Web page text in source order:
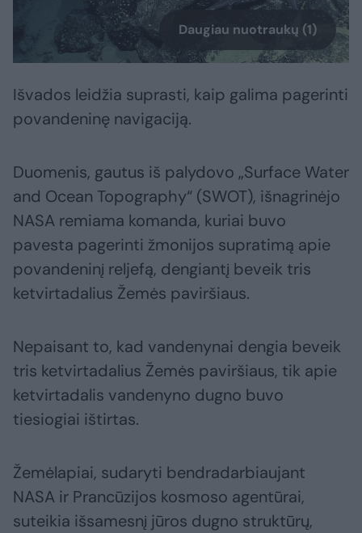
Daugiau nuotraukų (1)
Išvados leidžia suprasti, kaip galima pagerinti
povandeninę navigaciją.
Duomenis, gautus iš palydovo „Surface Water
and Ocean Topography“ (SWOT), išnagrinėjo
NASA remiama komanda, kuriai buvo
pavesta pagerinti žmonijos supratimą apie
povandeninį reljefą, dengiantį beveik tris
ketvirtadalius Žemės paviršiaus.
Nepaisant to, kad vandenynai dengia beveik
tris ketvirtadalius Žemės paviršiaus, tik apie
ketvirtadalis vandenyno dugno buvo
tiesiogiai ištirtas.
Žemėlapiai, sudaryti bendradarbiaujant
NASA ir Prancūzijos kosmoso agentūrai,
suteikia išsamesnį jūros dugno struktūrų,